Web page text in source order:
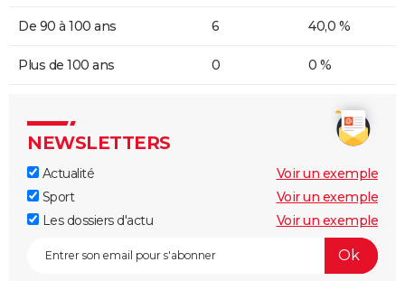
De 90 à 100 ans 6 40,0 %
Plus de 100 ans 0 0 %
NEWSLETTERS
Actualité
Voir un exemple
Sport
Voir un exemple
Les dossiers d'actu
Voir un exemple